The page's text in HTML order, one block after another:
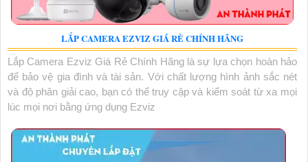
LẮP CAMERA EZVIZ GIÁ RẺ CHÍNH HÃNG
Lắp Camera Ezviz Giá Rẻ Chính Hãng là sự lựa chọn hoàn hảo
để bảo vệ gia đình và tài sản. Với chất lượng hình ảnh sắc nét
và độ phân giải cao, bạn có thể truy cập và kiểm soát từ xa mọi
lúc mọi nơi bằng ứng dụng Ezviz